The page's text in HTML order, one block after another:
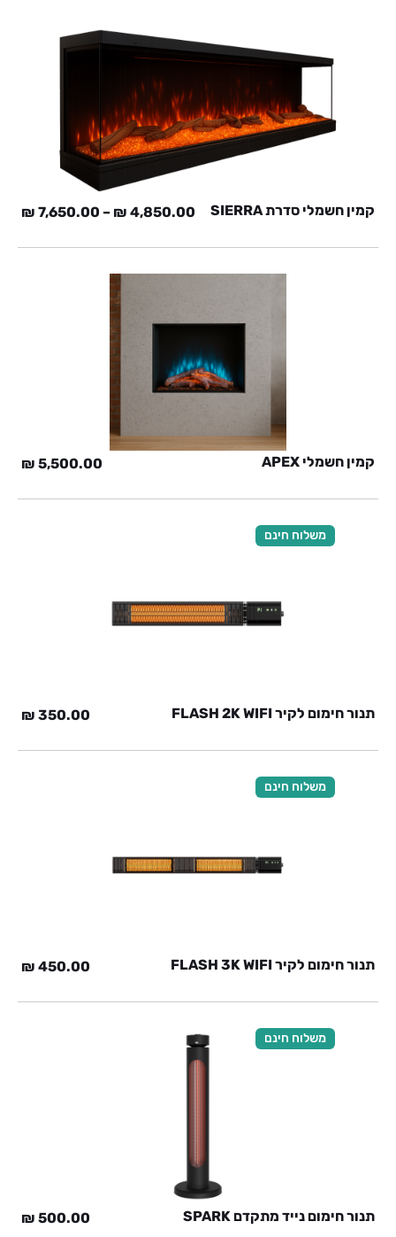
קמין חשמלי סדרת SIERRA 4,850.00
₪
–
7,650.00
₪
קמין חשמלי APEX 5,500.00
₪
משלוח חינם
תנור חימום לקיר FLASH 2K WIFI 350.00
₪
משלוח חינם
תנור חימום לקיר FLASH 3K WIFI 450.00
₪
משלוח חינם
תנור חימום נייד מתקדם SPARK 500.00
₪